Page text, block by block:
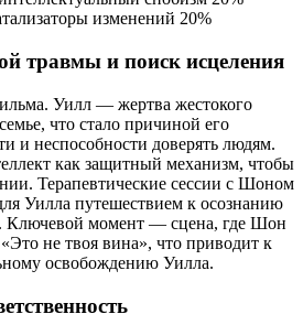
изменений 20%
травмы и поиск исцеления
Уилл — жертва жестокого
что стало причиной его
и неспособности доверять людям.
как защитный механизм, чтобы
Терапевтические сессии с Шоном
Уилла путешествием к осознанию
Ключевой момент — сцена, где Шон
не твоя вина», что приводит к
освобождению Уилла.